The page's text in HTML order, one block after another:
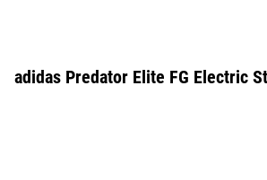
adidas Predator Elite FG Electric